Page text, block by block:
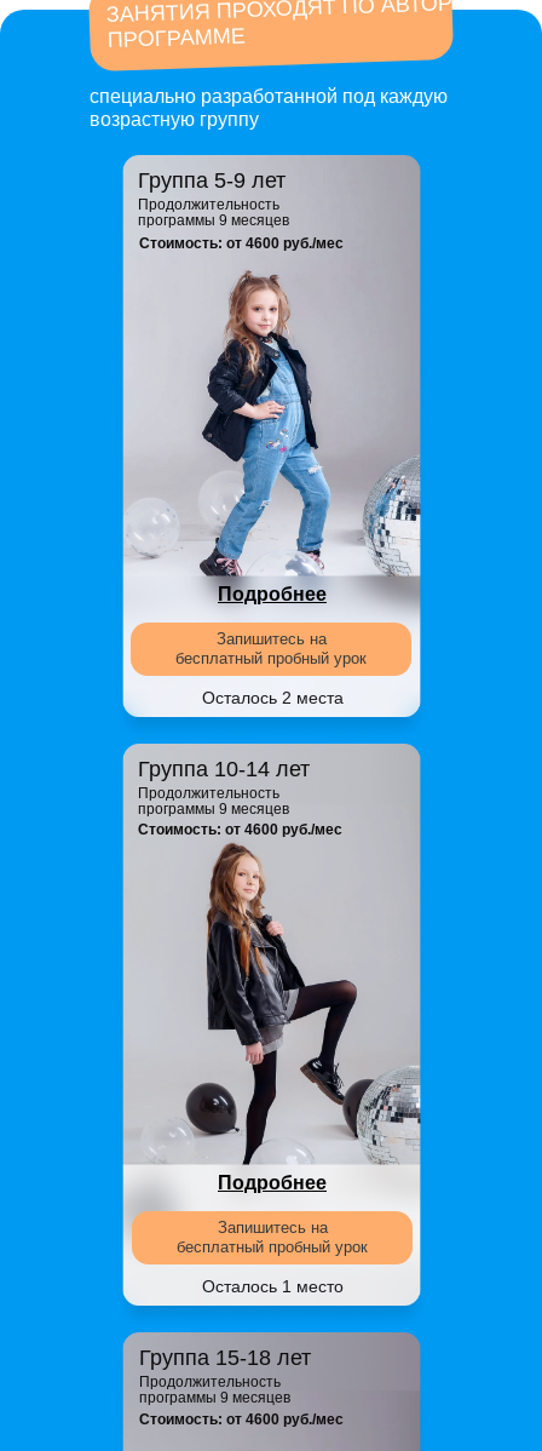
ЗАНЯТИЯ ПРОХОДЯТ ПО АВТОРСКОЙ
ПРОГРАММЕ
специально разработанной под каждую
возрастную группу
Группа 5-9 лет
Продолжительность
программы 9 месяцев
Группа 15-18 лет
Продолжительность
программы 9 месяцев
Группа 10-14 лет
Продолжительность
программы 9 месяцев
Подробнее
Запишитесь на
бесплатный пробный урок
Осталось 1 место
Осталось 2 места
Подробнее
Запишитесь на
бесплатный пробный урок
Стоимость: от 4600 руб./мес
Стоимость: от 4600 руб./мес
Стоимость: от 4600 руб./мес